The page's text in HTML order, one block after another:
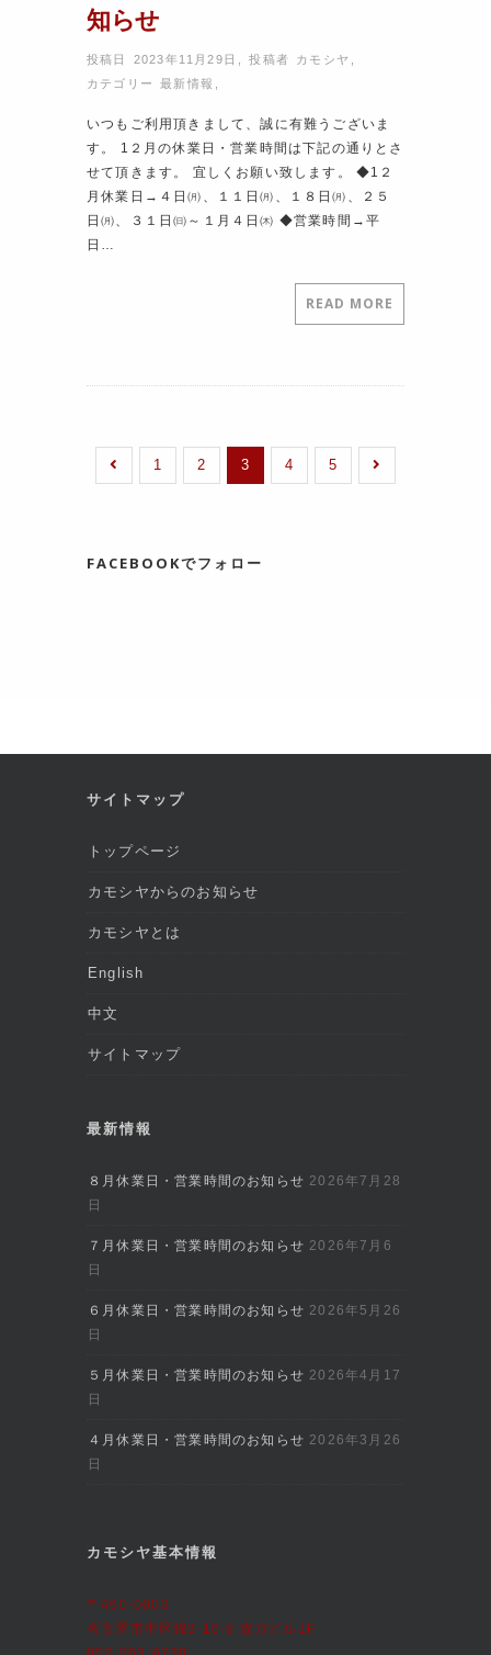
知らせ
投稿日 2023年11月29日 ,投稿者 カモシヤ
カテゴリー最新情報
いつもご利用頂きまして、誠に有難うございま
す。 1２月の休業日・営業時間は下記の通りとさ
せて頂きます。 宜しくお願い致します。 ◆1２
月休業日→４日㈪、１１日㈪、１８日㈪、２５
日㈪、３１日㈰～１月４日㈭ ◆営業時間→平
日…
READ MORE
1 2 3 4 5
FACEBOOKでフォロー
サイトマップ
トップページ
カモシヤからのお知らせ
カモシヤとは
English
中文
サイトマップ
最新情報
８月休業日・営業時間のお知らせ 2026年7月28
日
７月休業日・営業時間のお知らせ 2026年7月6
日
６月休業日・営業時間のお知らせ 2026年5月26
日
５月休業日・営業時間のお知らせ 2026年4月17
日
４月休業日・営業時間のお知らせ 2026年3月26
日
カモシヤ基本情報
〒460-0003
名古屋市中区錦3-16-8 森万ビル1F